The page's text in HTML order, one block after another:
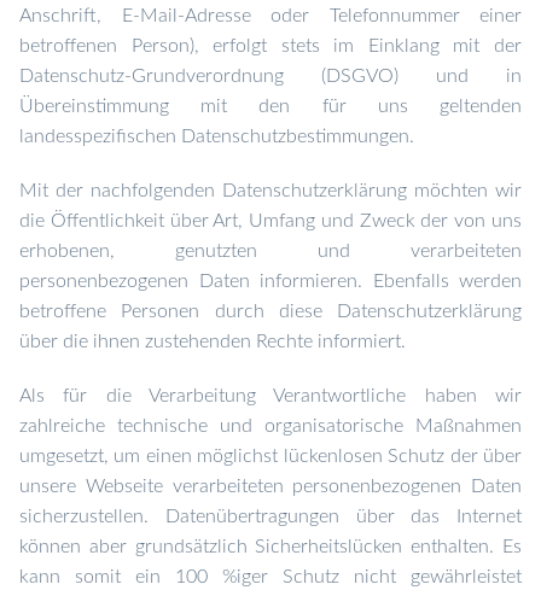
Anschrift, E-Mail-Adresse oder Telefonnummer einer
betroffenen Person), erfolgt stets im Einklang mit der
Datenschutz-Grundverordnung (DSGVO) und in
Übereinstimmung mit den für uns geltenden
landesspezifischen Datenschutzbestimmungen.
Mit der nachfolgenden Datenschutzerklärung möchten wir
die Öffentlichkeit über Art, Umfang und Zweck der von uns
erhobenen, genutzten und verarbeiteten
personenbezogenen Daten informieren. Ebenfalls werden
betroffene Personen durch diese Datenschutzerklärung
über die ihnen zustehenden Rechte informiert.
Als für die Verarbeitung Verantwortliche haben wir
zahlreiche technische und organisatorische Maßnahmen
umgesetzt, um einen möglichst lückenlosen Schutz der über
unsere Webseite verarbeiteten personenbezogenen Daten
sicherzustellen. Datenübertragungen über das Internet
können aber grundsätzlich Sicherheitslücken enthalten. Es
kann somit ein 100 %iger Schutz nicht gewährleistet